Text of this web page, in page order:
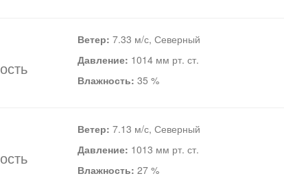
Ветер: 7.33 м/с, Северный
Давление: 1014 мм рт. ст.
Влажность: 35 %
Ветер: 7.13 м/с, Северный
Давление: 1013 мм рт. ст.
Влажность: 27 %